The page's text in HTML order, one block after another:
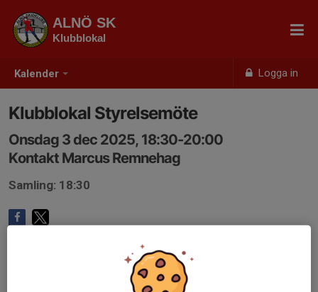
Kalender Logga in
ALNÖ SK
Klubblokal
Klubblokal Styrelsemöte
Onsdag 3 dec 2025, 18:30-20:00
Kontakt Marcus Remnehag
Samling: 18:30